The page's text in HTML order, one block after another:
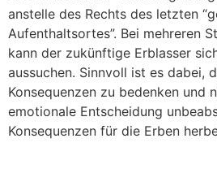
anstelle des Rechts des letzten
Aufenthaltsortes”. Bei mehreren
kann der zukünftige Erblasser
aussuchen. Sinnvoll ist es dabei,
Konsequenzen zu bedenken und
emotionale Entscheidung
Konsequenzen für die Erben